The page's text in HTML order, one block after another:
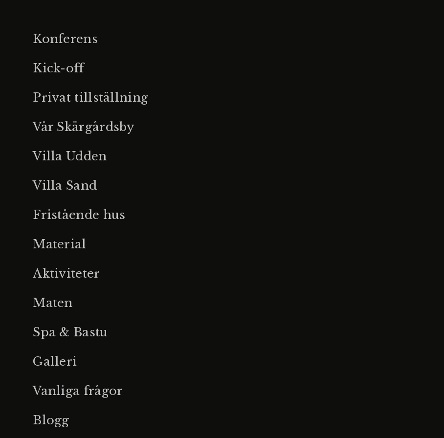
Konferens
Kick-off
Privat tillställning
Vår Skärgårdsby
Villa Udden
Villa Sand
Fristående hus
Material
Aktiviteter
Maten
Spa & Bastu
Galleri
Vanliga frågor
Blogg